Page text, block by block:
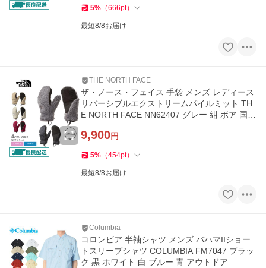
5% （666pt）
最短8/8お届け
THE NORTH FACE
ザ・ノース・フェイス 手袋 メンズ レディース
リバーシブルエクストリームパイルミット TH
E NORTH FACE NN62407 グレー 紺 ボア 国内
9,900円
5% （454pt）
最短8/8お届け
Columbia
コロンビア 半袖シャツ メンズ バハマIIショー
トスリーブシャツ COLUMBIA FM7047 ブラッ
ク 黒 ホワイト 白 ブルー 青 アウトドア